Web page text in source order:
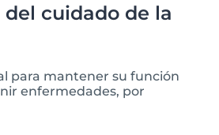
cuidado de la
para mantener su función
enfermedades, por